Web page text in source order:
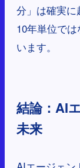
分」は確実
10年単位で
います。
結論：AI
未来